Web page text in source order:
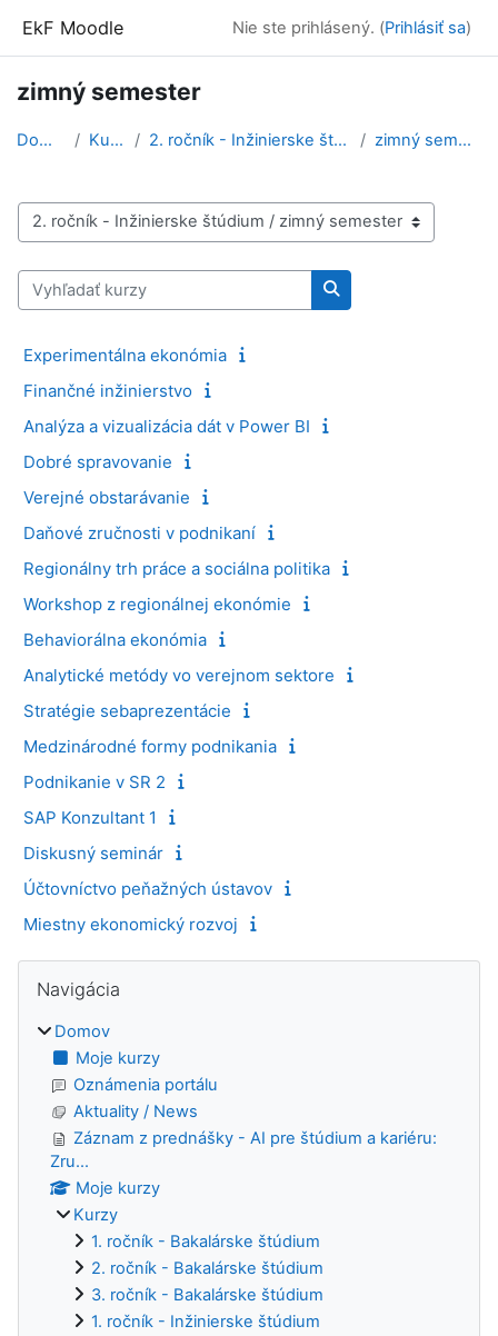
EkF Moodle Nie ste prihlásený. (Prihlásiť sa)
zimný semester
Domov Kurzy 2. ročník - Inžinierske štúdium zimný semester
Kategórie kurzov
Vyhľadať kurzy
Vyhľadať kurzy
Experimentálna ekonómia
Finančné inžinierstvo
Analýza a vizualizácia dát v Power BI
Dobré spravovanie
Verejné obstarávanie
Daňové zručnosti v podnikaní
Regionálny trh práce a sociálna politika
Workshop z regionálnej ekonómie
Behaviorálna ekonómia
Analytické metódy vo verejnom sektore
Stratégie sebaprezentácie
Medzinárodné formy podnikania
Podnikanie v SR 2
SAP Konzultant 1
Diskusný seminár
Účtovníctvo peňažných ústavov
Miestny ekonomický rozvoj
Bloky
Navigácia
Domov
Moje kurzy
Oznámenia portálu
Aktuality / News
Záznam z prednášky - AI pre štúdium a kariéru:
Zru...
Moje kurzy
Kurzy
1. ročník - Bakalárske štúdium
2. ročník - Bakalárske štúdium
3. ročník - Bakalárske štúdium
1. ročník - Inžinierske štúdium